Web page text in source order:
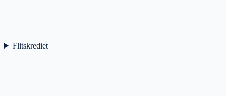
Flitskrediet